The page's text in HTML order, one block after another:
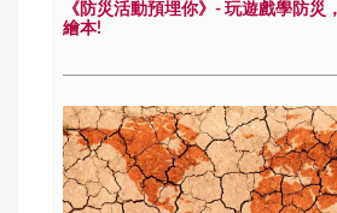
《防災活動預埋你》- 玩遊戲學防災
繪本!